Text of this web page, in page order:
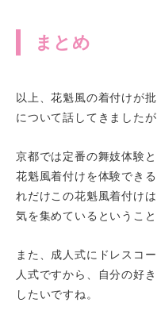
まとめ
以上、花魁風の着付けが
について話してきました
京都では定番の舞妓体験
花魁風着付けを体験でき
れだけこの花魁風着付け
気を集めているということ
また、成人式にドレスコ
人式ですから、自分の好
したいですね。